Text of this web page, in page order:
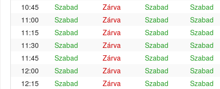
10:45
Szabad Zárva Szabad
Szabad
11:00
Szabad Zárva Szabad
Szabad
11:15
Szabad Zárva Szabad
Szabad
11:30
Szabad Zárva Szabad
Szabad
11:45
Szabad Zárva Szabad
Szabad
12:00
Szabad Zárva Szabad
Szabad
12:15
Szabad Zárva Szabad
Szabad